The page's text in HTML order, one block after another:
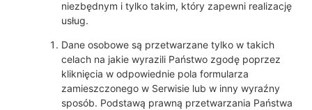
niezbędnym i tylko takim, który zapewni realizację
usług.
Dane osobowe są przetwarzane tylko w takich
celach na jakie wyrazili Państwo zgodę poprzez
kliknięcia w odpowiednie pola formularza
zamieszczonego w Serwisie lub w inny wyraźny
sposób. Podstawą prawną przetwarzania Państwa